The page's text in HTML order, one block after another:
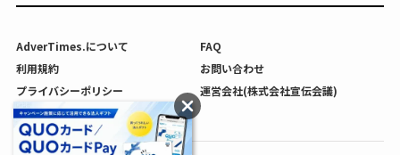
AdverTimes.について
FAQ
利用規約
お問い合わせ
プライバシーポリシー
運営会社(株式会社宣伝会議)
利用者情報の外部送信について